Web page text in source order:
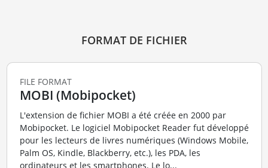
FORMAT DE FICHIER
FILE FORMAT
MOBI (Mobipocket)
L'extension de fichier MOBI a été créée en 2000 par
Mobipocket. Le logiciel Mobipocket Reader fut développé
pour les lecteurs de livres numériques (Windows Mobile,
Palm OS, Kindle, Blackberry, etc.), les PDA, les
ordinateurs et les smartphones. Le lo...